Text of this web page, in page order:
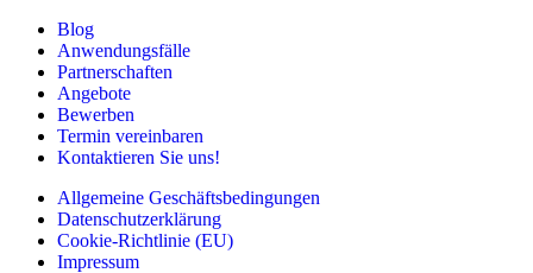
Blog
Anwendungsfälle
Partnerschaften
Angebote
Bewerben
Termin vereinbaren
Kontaktieren Sie uns!
Allgemeine Geschäftsbedingungen
Datenschutzerklärung
Cookie-Richtlinie (EU)
Impressum